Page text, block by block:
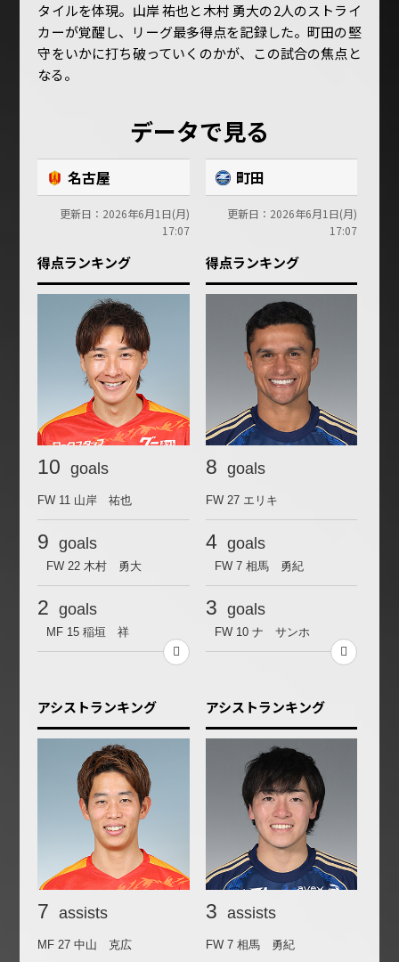
タイルを体現。山岸 祐也と木村 勇大の2人のストライ
カーが覚醒し、リーグ最多得点を記録した。町田の堅
守をいかに打ち破っていくのかが、この試合の焦点と
なる。
データで見る
名古屋
名古屋
更新日：2026年6月1日(月)
17:07
得点ランキング
10 goals
FW 11 山岸 祐也
9 goals
FW 22 木村 勇大
2 goals
MF 15 稲垣 祥
アシストランキング
7 assists
MF 27 中山 克広
町田
町田
更新日：2026年6月1日(月)
17:07
得点ランキング
8 goals
FW 27 エリキ
4 goals
FW 7 相馬 勇紀
3 goals
FW 10 ナ サンホ
アシストランキング
3 assists
FW 7 相馬 勇紀